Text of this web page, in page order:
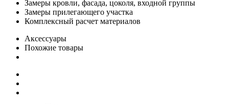
Замеры кровли, фасада, цоколя, входной группы
Замеры прилегающего участка
Комплексный расчет материалов
Аксессуары
Похожие товары